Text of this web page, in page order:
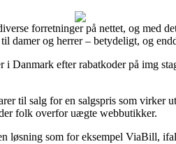
forretninger på nettet, og med
damer og herrer – betydeligt, og
efter rabatkoder på img
til salg for en salgspris som
folk overfor uægte webbutikker.
som for eksempel ViaBill,